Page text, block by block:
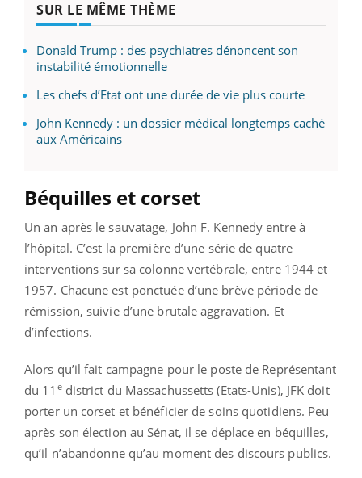
SUR LE MÊME THÈME
Donald Trump : des psychiatres dénoncent son
instabilité émotionnelle
Les chefs d’Etat ont une durée de vie plus courte
John Kennedy : un dossier médical longtemps caché
aux Américains
Béquilles et corset
Un an après le sauvatage, John F. Kennedy entre à
l’hôpital. C’est la première d’une série de quatre
interventions sur sa colonne vertébrale, entre 1944 et
1957. Chacune est ponctuée d’une brève période de
rémission, suivie d’une brutale aggravation. Et
d’infections.
Alors qu’il fait campagne pour le poste de Représentant
du 11 edistrict du Massachussetts (Etats-Unis), JFK doit
porter un corset et bénéficier de soins quotidiens. Peu
après son élection au Sénat, il se déplace en béquilles,
qu’il n’abandonne qu’au moment des discours publics.